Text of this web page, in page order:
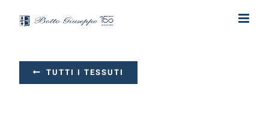
TUTTI I TESSUTI